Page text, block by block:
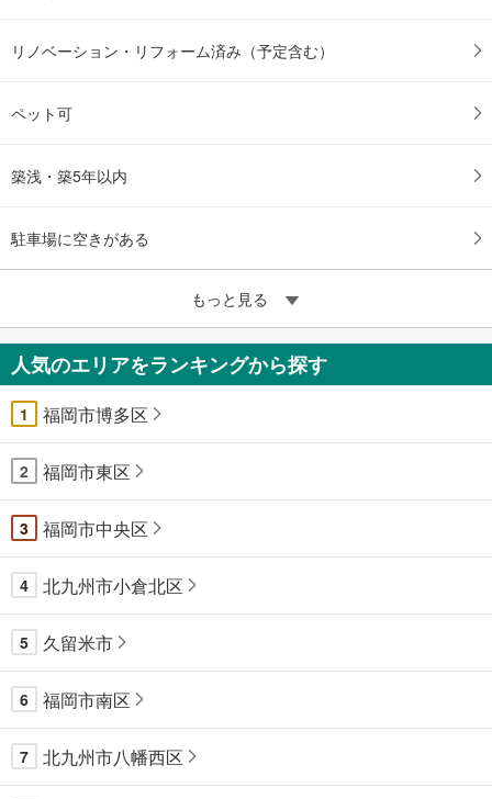
リノベーション・リフォーム済み（予定含む）
ペット可
築浅・築5年以内
駐車場に空きがある
もっと見る
人気のエリアをランキングから探す
1 福岡市博多区
2 福岡市東区
3 福岡市中央区
4 北九州市小倉北区
5 久留米市
6 福岡市南区
7 北九州市八幡西区